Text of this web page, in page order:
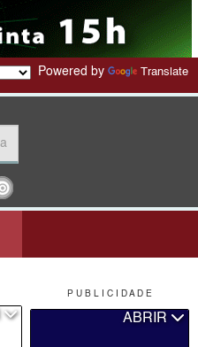
P U B L I C I D A D E
ABRIR
Powered by Translate